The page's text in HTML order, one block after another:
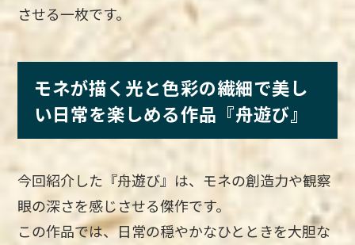
させる一枚です。
モネが描く光と色彩の繊細で美し
い日常を楽しめる作品『舟遊び』
今回紹介した『舟遊び』は、モネの創造力や観察
眼の深さを感じさせる傑作です。
この作品では、日常の穏やかなひとときを大胆な